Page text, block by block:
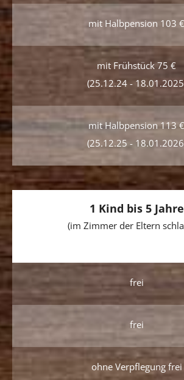
mit Halbpension 103 €
mit Frühstück 75 €
(25.12.24 -
mit Halbpension 113 €
(25.12.25 -
1 Kind bis 5 Jahre
(im Zimmer der Eltern
frei
frei
ohne Verpflegung frei